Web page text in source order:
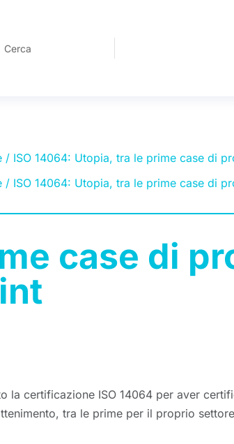
/ ISO 14064: Utopia, tra le prime case di
/ ISO 14064: Utopia, tra le prime case di
case di
certificazione ISO 14064 per aver
tra le prime per il proprio